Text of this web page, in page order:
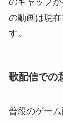
の動画は現
す。
歌配信での
普段のゲー